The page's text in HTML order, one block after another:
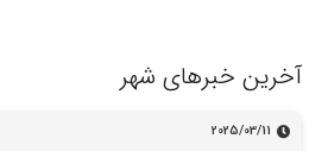
آخرین خبرهای شهر
2025/03/11